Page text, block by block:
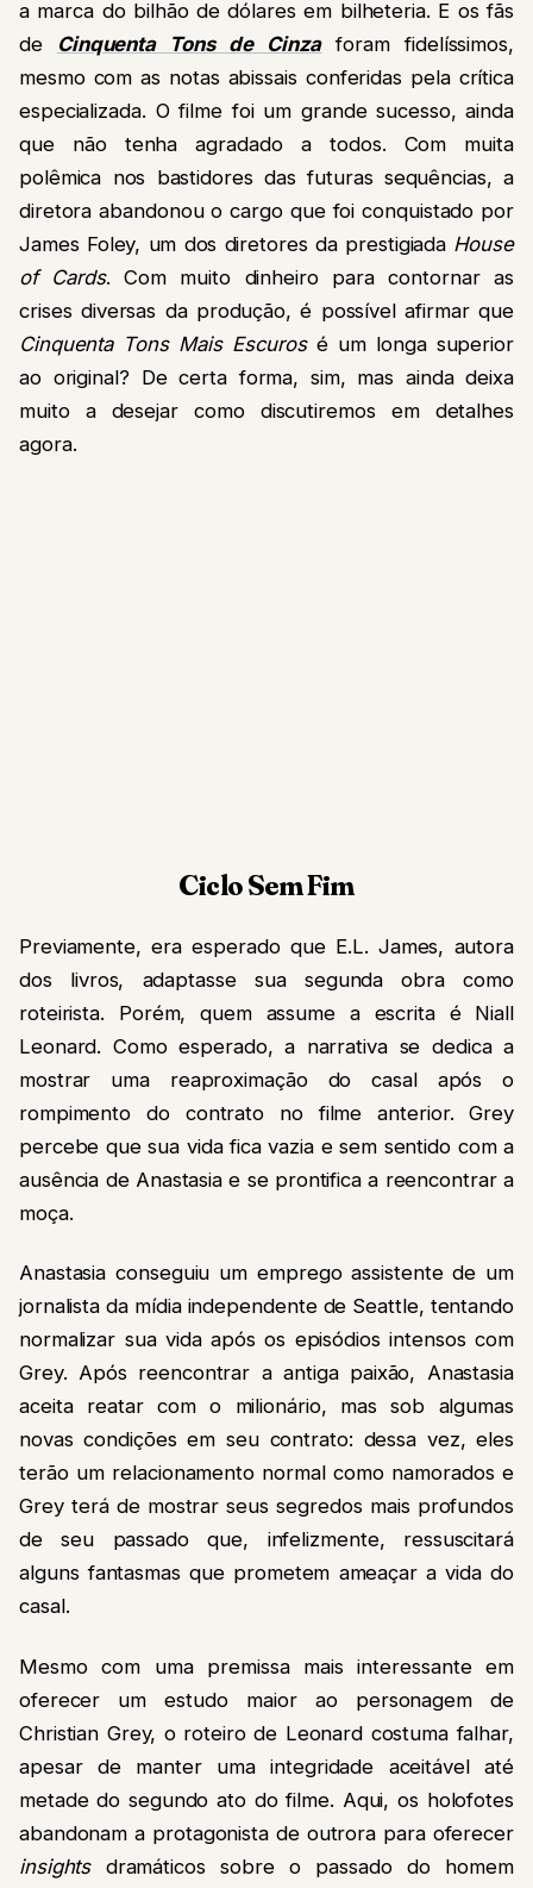
a marca do bilhão de dólares em bilheteria. E os fãs
de
Cinquenta Tons de Cinzaforam fidelíssimos,
mesmo com as notas abissais conferidas pela crítica
especializada. O filme foi um grande sucesso, ainda
que não tenha agradado a todos. Com muita
polêmica nos bastidores das futuras sequências, a
diretora abandonou o cargo que foi conquistado por
James Foley, um dos diretores da prestigiada House
of Cards. Com muito dinheiro para contornar as
crises diversas da produção, é possível afirmar que
Cinquenta Tons Mais Escurosé um longa superior
ao original? De certa forma, sim, mas ainda deixa
muito a desejar como discutiremos em detalhes
agora.
Ciclo Sem Fim
Previamente, era esperado que E.L. James, autora
dos livros, adaptasse sua segunda obra como
roteirista. Porém, quem assume a escrita é Niall
Leonard. Como esperado, a narrativa se dedica a
mostrar uma reaproximação do casal após o
rompimento do contrato no filme anterior. Grey
percebe que sua vida fica vazia e sem sentido com a
ausência de Anastasia e se prontifica a reencontrar a
moça.
Anastasia conseguiu um emprego assistente de um
jornalista da mídia independente de Seattle, tentando
normalizar sua vida após os episódios intensos com
Grey. Após reencontrar a antiga paixão, Anastasia
aceita reatar com o milionário, mas sob algumas
novas condições em seu contrato: dessa vez, eles
terão um relacionamento normal como namorados e
Grey terá de mostrar seus segredos mais profundos
de seu passado que, infelizmente, ressuscitará
alguns fantasmas que prometem ameaçar a vida do
casal.
Mesmo com uma premissa mais interessante em
oferecer um estudo maior ao personagem de
Christian Grey, o roteiro de Leonard costuma falhar,
apesar de manter uma integridade aceitável até
metade do segundo ato do filme. Aqui, os holofotes
abandonam a protagonista de outrora para oferecer
insights dramáticos sobre o passado do homem